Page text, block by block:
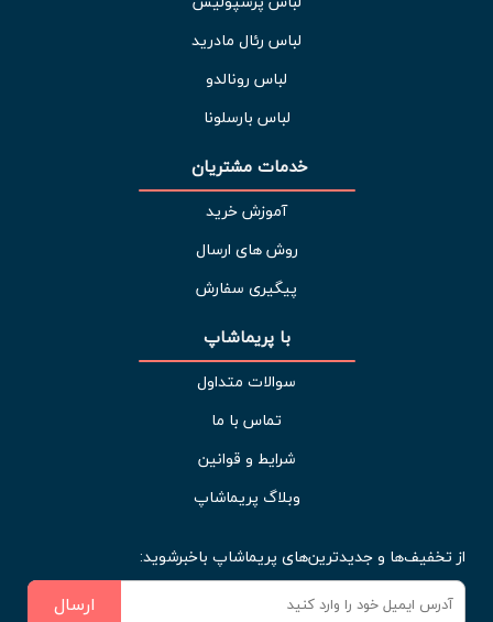
لباس رئال مادرید
لباس رونالدو
لباس بارسلونا
خدمات مشتریان
آموزش خرید
روش های ارسال
پیگیری سفارش
با پریماشاپ
سوالات متداول
تماس با ما
شرایط و قوانین
وبلاگ پریماشاپ
از تخفیف‌ها و جدیدترین‌های پریماشاپ باخبرشوید:
ارسال